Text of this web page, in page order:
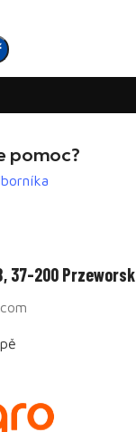
pomoc?
37-200 Przeworsk